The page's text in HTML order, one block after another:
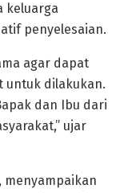
keluarga
penyelesaian.
agar dapat
untuk dilakukan.
dan Ibu dari
ujar
menyampaikan